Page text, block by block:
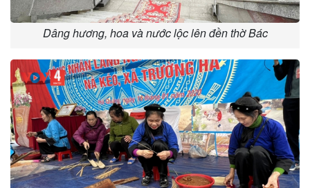
Dâng hương, hoa và nước lộc lên đền thờ Bác